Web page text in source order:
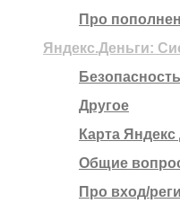
Про
Яндекс.Деньги:
Другое
Карта
Общие
Про вход/